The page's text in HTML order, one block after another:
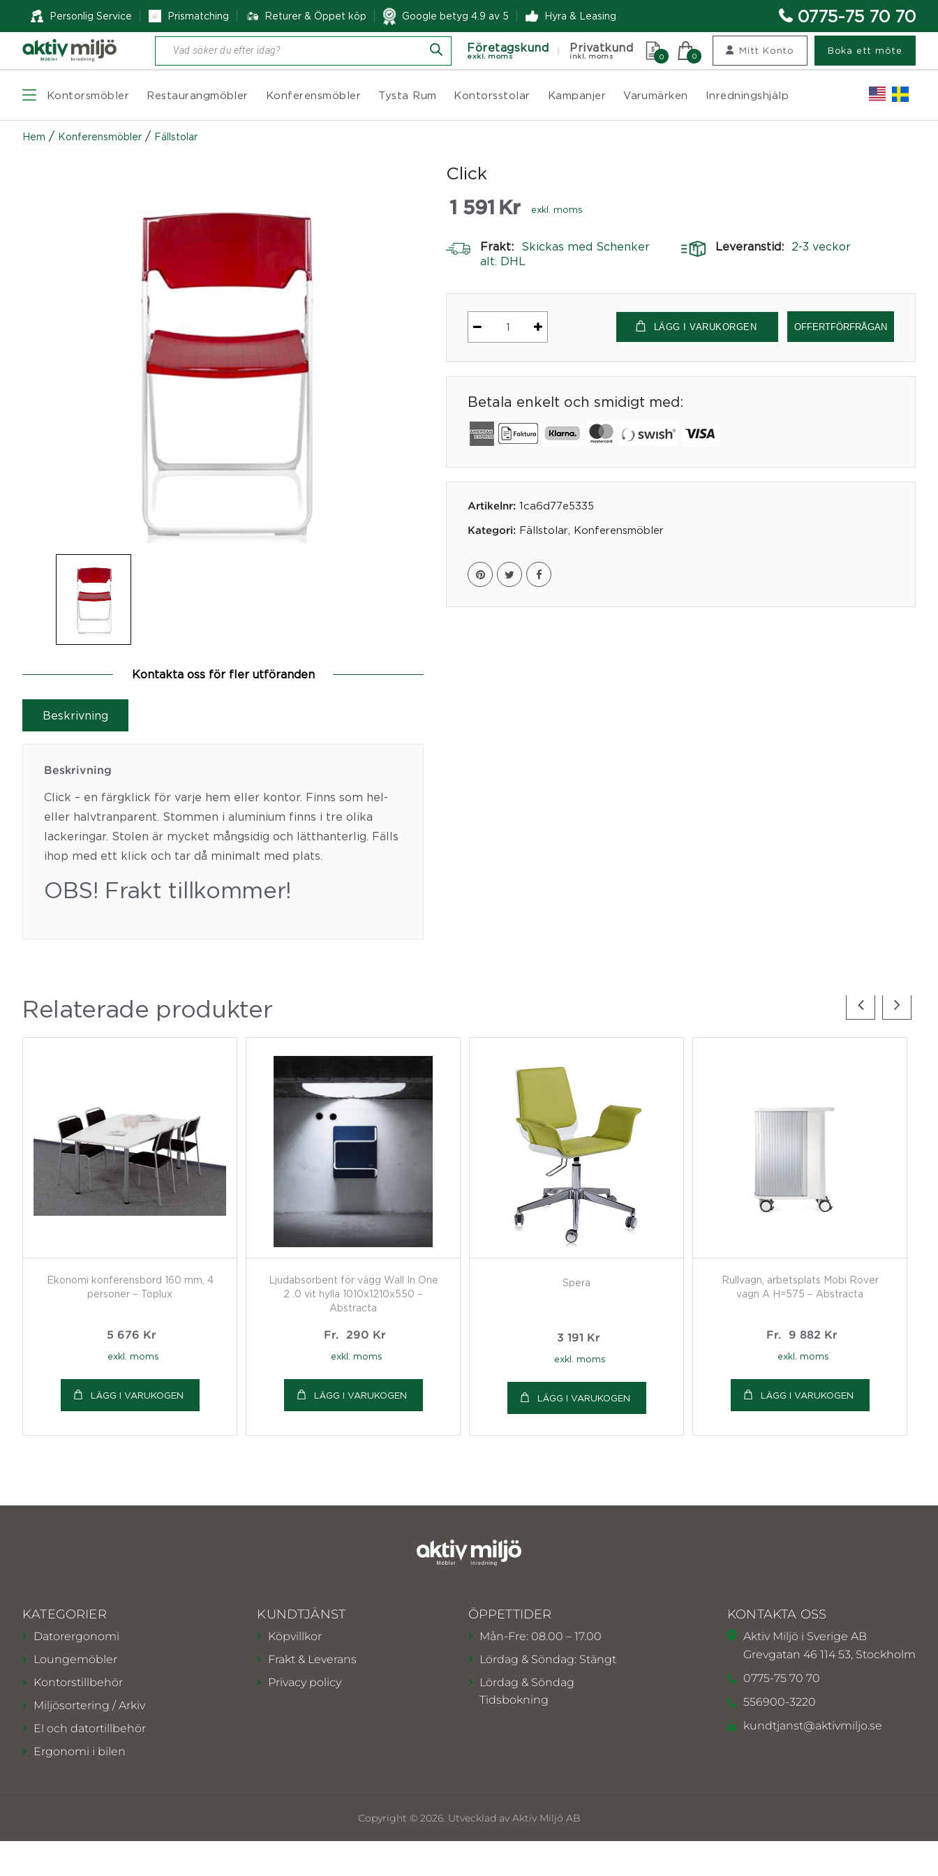
Personlig Service Prismatching Returer & Öppet köp Google betyg 4.9 av 5 Hyra & Leasing 0775-75 70 70
Produktsökning Företagskund
exkl. moms
Privatkund
inkl. moms 0 0
Mitt Konto Boka ett möte
Kontorsmöbler Restaurangmöbler Konferensmöbler Tysta Rum Kontorsstolar Kampanjer Varumärken Inredningshjälp
Hem / Konferensmöbler / Fällstolar
Kontakta oss för fler utföranden
Beskrivning
Beskrivning
Click – en färgklick för varje hem eller kontor. Finns som hel-
eller halvtranparent. Stommen i aluminium finns i tre olika
lackeringar. Stolen är mycket mångsidig och lätthanterlig. Fälls
ihop med ett klick och tar då minimalt med plats.
OBS! Frakt tillkommer!
Click
1 591 Kr exkl. moms
Frakt:
Skickas med Schenker
alt. DHL
Leveranstid: 2-3 veckor
LÄGG I VARUKORGEN OFFERTFÖRFRÅGAN
Betala enkelt och smidigt med:
Artikelnr: 1ca6d77e5335
Kategori: Fällstolar Konferensmöbler
Relaterade produkter
Ekonomi konferensbord 160 mm, 4
personer – Toplux
5 676 Kr
exkl. moms
LÄGG I VARUKOGEN
Ljudabsorbent för vägg Wall In One
2 .0 vit hylla 1010x1210x550 –
Abstracta
Fr. 290 Kr
exkl. moms
LÄGG I VARUKOGEN
Spera
3 191 Kr
exkl. moms
LÄGG I VARUKOGEN
Rullvagn, arbetsplats Mobi Rover
vagn A H=575 – Abstracta
Fr. 9 882 Kr
exkl. moms
LÄGG I VARUKOGEN
KATEGORIER
Datorergonomi
Loungemöbler
Kontorstillbehör
Miljösortering / Arkiv
El och datortillbehör
Ergonomi i bilen
KUNDTJÄNST
Köpvillkor
Frakt & Leverans
Privacy policy
ÖPPETTIDER
Mån-Fre: 08.00 – 17.00
Lördag & Söndag: Stängt
Lördag & Söndag
Tidsbokning
KONTAKTA OSS
Aktiv Miljö i Sverige AB
Grevgatan 46 114 53, Stockholm
0775-75 70 70
556900-3220
kundtjanst@aktivmiljo.se
Copyright © 2026. Utvecklad av Aktiv Miljö AB